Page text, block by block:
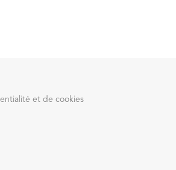
et de cookies